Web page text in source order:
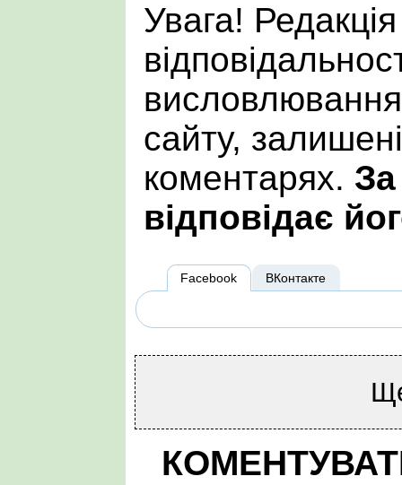
Увага!
висловлювання
сайту,
коментарях.
відповідає
Facebook ВКонтакте